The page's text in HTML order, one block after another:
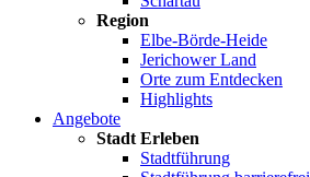
Region
Elbe-Börde-Heide
Jerichower Land
Orte zum Entdecken
Highlights
Angebote
Stadt Erleben
Stadtführung